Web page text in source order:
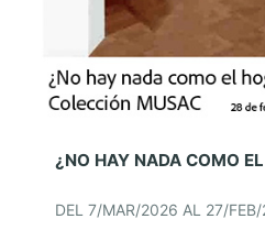
DEL 7/MAR/2026 AL 27/